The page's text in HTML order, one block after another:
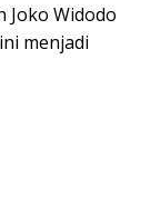
Joko Widodo
menjadi